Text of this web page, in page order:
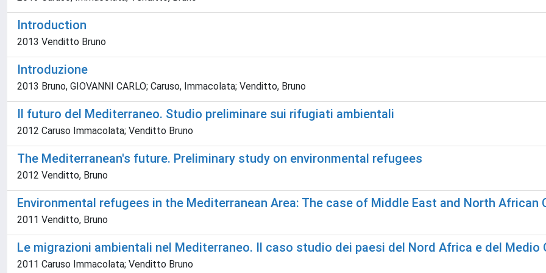
Introduction
2013 Venditto Bruno
Introduzione
2013 Bruno, GIOVANNI CARLO; Caruso, Immacolata; Venditto, Bruno
Il futuro del Mediterraneo. Studio preliminare sui rifugiati ambientali
2012 Caruso Immacolata; Venditto Bruno
The Mediterranean's future. Preliminary study on environmental refugees
2012 Venditto, Bruno
Environmental refugees in the Mediterranean Area: The case of Middle East and North African
2011 Venditto, Bruno
Le migrazioni ambientali nel Mediterraneo. Il caso studio dei paesi del Nord Africa e del Medio
2011 Caruso Immacolata; Venditto Bruno